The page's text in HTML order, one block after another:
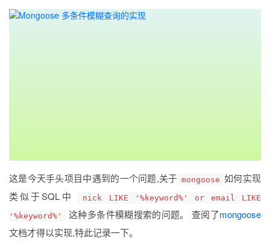
这是今天手头项目中遇到的一个问题,关于 mongoose 如何实现
类似于SQL中
nick LIKE '%keyword%' or email LIKE
'%keyword%'
这种多条件模糊搜索的问题。 查阅了mongoose
文档才得以实现,特此记录一下。